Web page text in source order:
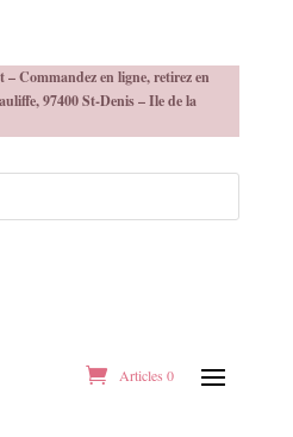
Commandez en ligne, retirez en
97400 St-Denis – Ile de la
Articles 0